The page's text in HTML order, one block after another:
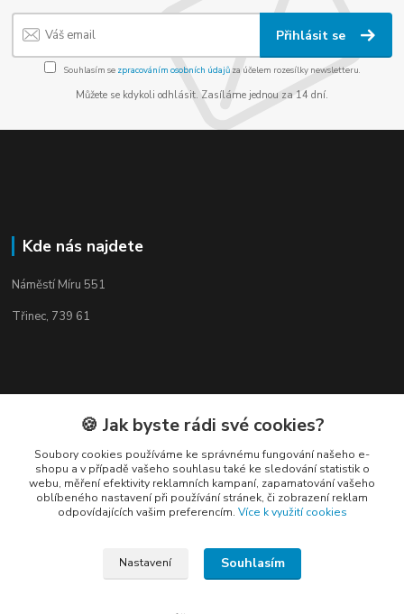
Přihlásit se
Souhlasím se zpracováním osobních údajůza účelem rozesílky newsletteru.
Můžete se kdykoli odhlásit. Zasíláme jednou za 14 dní.
Kde nás najdete
Náměstí Míru 551
Třinec, 739 61
Kontakty
Petr Nedvídek
+420 775688827 +420 737670415
🍪 Jak byste rádi své cookies?
Soubory cookies používáme ke správnému fungování našeho e-
shopu a v případě vašeho souhlasu také ke sledování statistik o
webu, měření efektivity reklamních kampaní, zapamatování vašeho
oblíbeného nastavení při používání stránek, či zobrazení reklam
odpovídajících vašim preferencím. Více k využití cookies
Nastavení Souhlasím